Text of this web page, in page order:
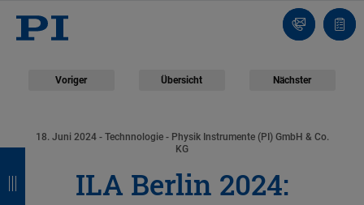
Kontakt
Voriger Übersicht Nächster
18. Juni 2024 - Technnologie - Physik Instrumente (PI) GmbH & Co.
KG
ILA Berlin 2024: